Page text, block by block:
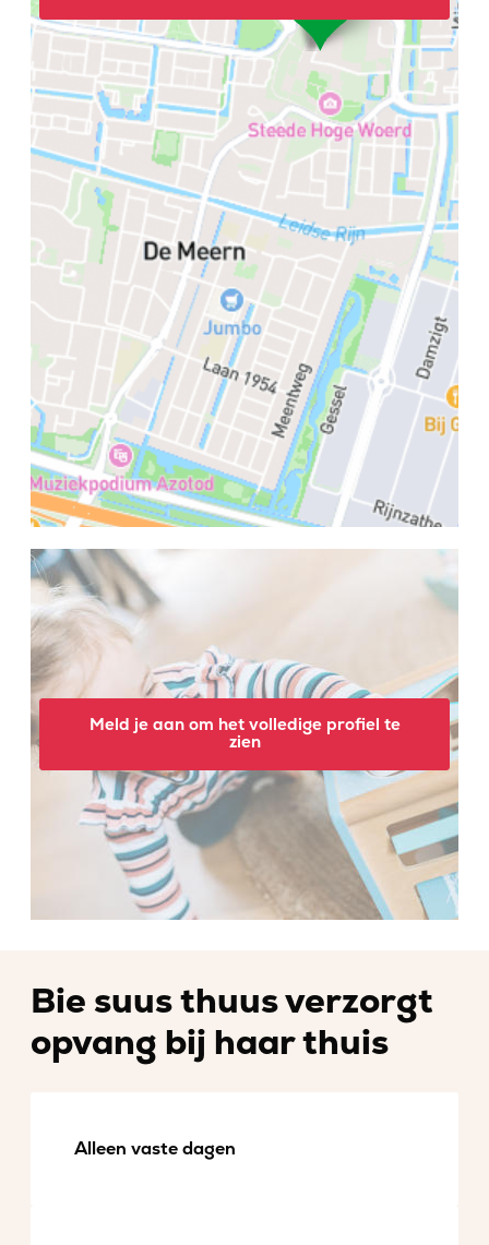
Meld je aan om het volledige profiel te
zien
Bie suus thuus verzorgt
opvang bij haar thuis
Alleen vaste dagen